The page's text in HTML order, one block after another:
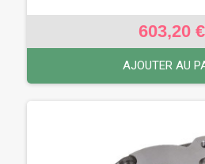
603,20 €
AJOUTER AU